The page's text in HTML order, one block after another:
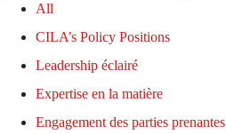
All
CILA’s Policy Positions
Leadership éclairé
Expertise en la matière
Engagement des parties prenantes